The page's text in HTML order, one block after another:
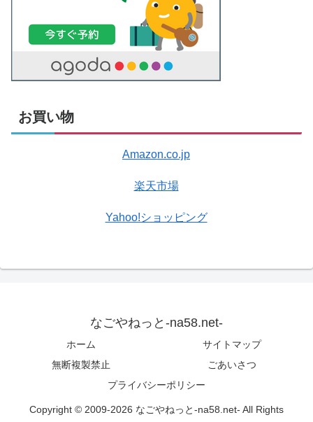
お買い物
Amazon.co.jp
楽天市場
Yahoo!ショッピング
なごやねっと-na58.net-
ホーム
サイトマップ
無断複製禁止
ごあいさつ
プライバシーポリシー
Copyright © 2009-2026 なごやねっと-na58.net- All Rights